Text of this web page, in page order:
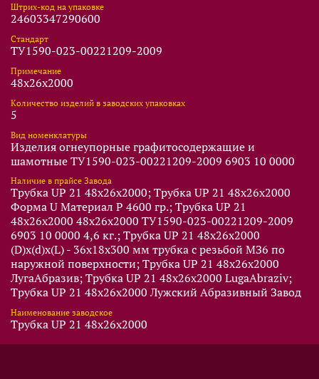
Штрих-код на упаковке
24603347290600
Стандарт
ТУ1590-023-00221209-2009
Примечание
48х26х2000
Количество изделий в заводских упаковках
5
Вид номенклатуры
Изделия огнеупорные графитосодержащие и
шамотные ТУ1590-023-00221209-2009 6903 10 0000
Наличие в прайсе Завода
Трубка UP 21 48х26х2000; Трубка UP 21 48х26х2000
Форма U Материал P 4600 гр.; Трубка UP 21
48х26х2000 48х26х2000 ТУ1590-023-00221209-2009
6903 10 0000 4,6 кг.; Трубка UP 21 48х26х2000
(D)x(d)x(L) - 36x18x300 мм трубка с резьбой МЗ6 по
наружной поверхности; Трубка UP 21 48х26х2000
ЛугаАбразив; Трубка UP 21 48х26х2000 LugaAbraziv;
Трубка UP 21 48х26х2000 Лужский Абразивный Завод
Наименование заводское
Трубка UP 21 48х26х2000